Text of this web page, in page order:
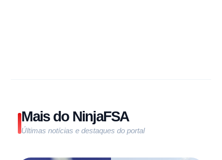
Mais do NinjaFSA
Últimas notícias e destaques do portal